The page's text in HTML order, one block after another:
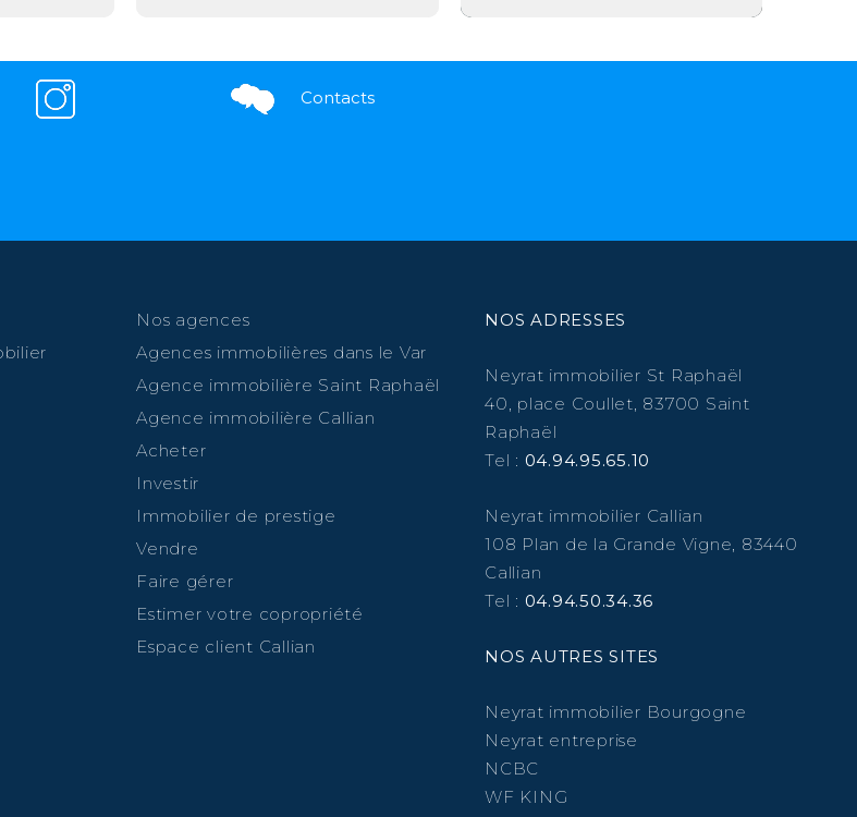
Contacts
Nos agences
Agences immobilières dans le Var
Agence immobilière Saint Raphaël
Agence immobilière Callian
Acheter
Investir
Immobilier de prestige
Vendre
Faire gérer
Estimer votre copropriété
Espace client Callian
NOS ADRESSES
Neyrat immobilier St Raphaël
40, place Coullet, 83700 Saint
Raphaël
Tel : 04.94.95.65.10
Neyrat immobilier Callian
108 Plan de la Grande Vigne, 83440
Callian
Tel : 04.94.50.34.36
NOS AUTRES SITES
Neyrat immobilier Bourgogne
Neyrat entreprise
NCBC
WF KING